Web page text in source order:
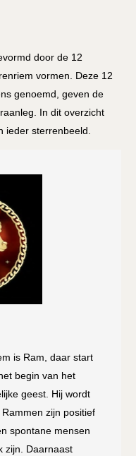
door de 12
vormen. Deze 12
genoemd, geven de
In dit overzicht
ieder sterrenbeeld.
is Ram, daar start
begin van het
geest. Hij wordt
zijn positief
spontane mensen
zijn. Daarnaast